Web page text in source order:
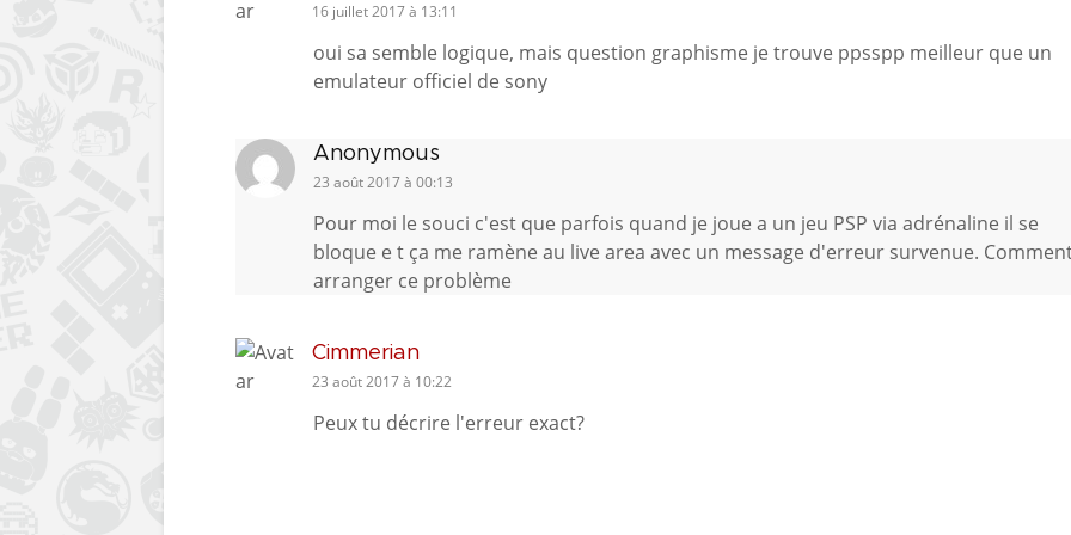
16 juillet 2017 à 13:11
oui sa semble logique, mais question graphisme je trouve ppsspp meilleur que un
emulateur officiel de sony
Anonymous
23 août 2017 à 00:13
Pour moi le souci c'est que parfois quand je joue a un jeu PSP via adrénaline il se
bloque e t ça me ramène au live area avec un message d'erreur survenue.
arranger ce problème
Cimmerian
23 août 2017 à 10:22
Peux tu décrire l'erreur exact?